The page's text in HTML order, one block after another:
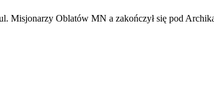
Misjonarzy Oblatów MN a zakończył się pod